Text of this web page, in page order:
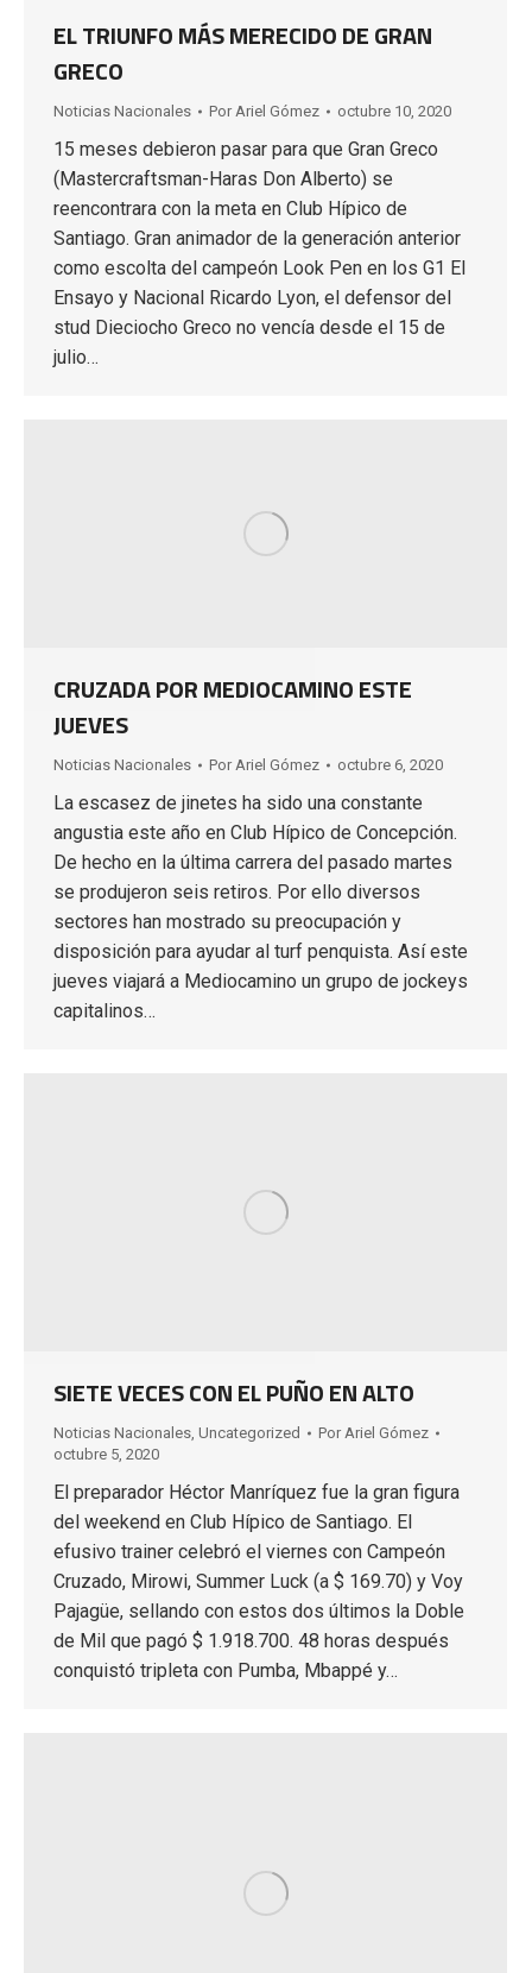
EL TRIUNFO MÁS MERECIDO DE GRAN
GRECO
Noticias Nacionales Por Ariel Gómez octubre 10, 2020
15 meses debieron pasar para que Gran Greco
(Mastercraftsman-Haras Don Alberto) se
reencontrara con la meta en Club Hípico de
Santiago. Gran animador de la generación anterior
como escolta del campeón Look Pen en los G1 El
Ensayo y Nacional Ricardo Lyon, el defensor del
stud Dieciocho Greco no vencía desde el 15 de
julio…
CRUZADA POR MEDIOCAMINO ESTE
JUEVES
Noticias Nacionales Por Ariel Gómez octubre 6, 2020
La escasez de jinetes ha sido una constante
angustia este año en Club Hípico de Concepción.
De hecho en la última carrera del pasado martes
se produjeron seis retiros. Por ello diversos
sectores han mostrado su preocupación y
disposición para ayudar al turf penquista. Así este
jueves viajará a Mediocamino un grupo de jockeys
capitalinos…
SIETE VECES CON EL PUÑO EN ALTO
Noticias Nacionales, Uncategorized Por Ariel Gómez
octubre 5, 2020
El preparador Héctor Manríquez fue la gran figura
del weekend en Club Hípico de Santiago. El
efusivo trainer celebró el viernes con Campeón
Cruzado, Mirowi, Summer Luck (a $ 169.70) y Voy
Pajagüe, sellando con estos dos últimos la Doble
de Mil que pagó $ 1.918.700. 48 horas después
conquistó tripleta con Pumba, Mbappé y…